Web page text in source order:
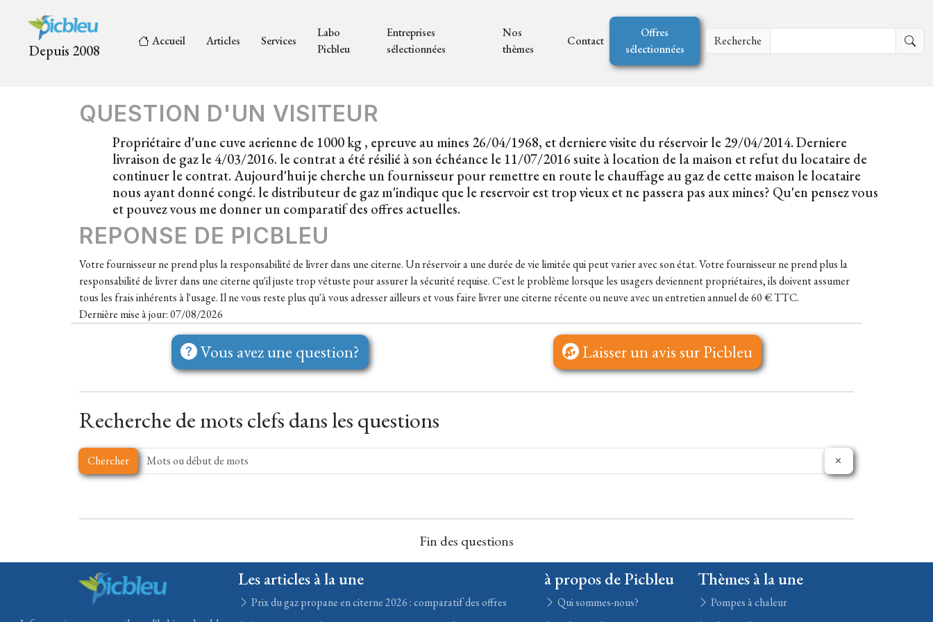
Depuis 2008
Accueil Articles Services
Labo
Picbleu
Entreprises
sélectionnées
Nos
thèmes
Contact
Offres
sélectionnées
Recherche
QUESTION D'UN VISITEUR
Propriétaire d'une cuve aerienne de 1000 kg , epreuve au mines 26/04/1968, et derniere visite du réservoir le 29/04/2014. Derniere
livraison de gaz le 4/03/2016. le contrat a été résilié à son échéance le 11/07/2016 suite à location de la maison et refut du locataire de
continuer le contrat. Aujourd'hui je cherche un fournisseur pour remettre en route le chauffage au gaz de cette maison le locataire
nous ayant donné congé. le distributeur de gaz m'indique que le reservoir est trop vieux et ne passera pas aux mines? Qu'en pensez vous
et pouvez vous me donner un comparatif des offres actuelles.
REPONSE DE PICBLEU
Votre fournisseur ne prend plus la responsabilité de livrer dans une citerne. Un réservoir a une durée de vie limitée qui peut varier avec son état. Votre fournisseur ne prend plus la
responsabilité de livrer dans une citerne qu'il juste trop vétuste pour assurer la sécurité requise. C'est le problème lorsque les usagers deviennent propriétaires, ils doivent assumer
tous les frais inhérents à l'usage. Il ne vous reste plus qu'à vous adresser ailleurs et vous faire livrer une citerne récente ou neuve avec un entretien annuel de 60 € TTC.
Dernière mise à jour: 07/08/2026
Vous avez une question? Laisser un avis sur Picbleu
Recherche de mots clefs dans les questions
Chercher
Fin des questions
Les articles à la une
Prix du gaz propane en citerne 2026 : comparatif des offres
à propos de Picbleu
Qui sommes-nous?
Thèmes à la une
Pompes à chaleur